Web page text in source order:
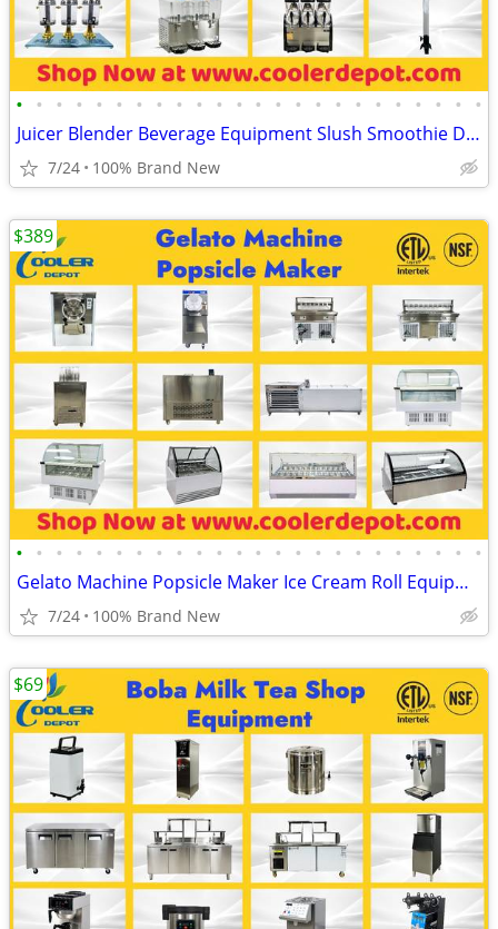
• • • • • • • • • • • • • • • • • • • • • • • •
Juicer Blender Beverage Equipment Slush Smoothie Drink Machine
7/24 100% Brand New
• • • • • • • • • • • • • • • • • • • • • • • •
Gelato Machine Popsicle Maker Ice Cream Roll Equipment Dipping Cabine
7/24 100% Brand New
$389
$69